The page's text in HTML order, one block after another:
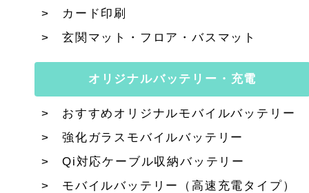
カード印刷
玄関マット・フロア・バスマット
オリジナルバッテリー・充電
おすすめオリジナルモバイルバッテリー
強化ガラスモバイルバッテリー
Qi対応ケーブル収納バッテリー
モバイルバッテリー（高速充電タイプ）